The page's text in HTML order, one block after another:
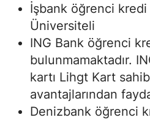
İşbank öğrenci kredi
Üniversiteli
ING Bank öğrenci
bulunmamaktadır.
kartı Lihgt Kart
avantajlarından
Denizbank öğrenci